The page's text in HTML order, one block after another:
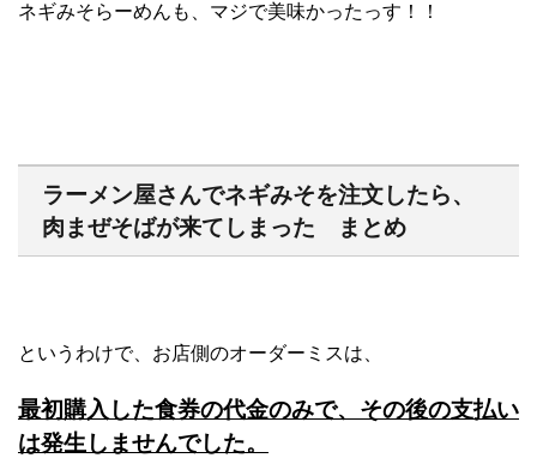
ネギみそらーめんも、マジで美味かったっす！！
ラーメン屋さんでネギみそを注文したら、
肉まぜそばが来てしまった まとめ
というわけで、お店側のオーダーミスは、
最初購入した食券の代金のみで、その後の支払い
は発生しませんでした。